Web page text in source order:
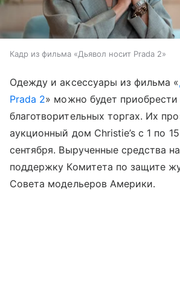
Кадр из фильма «Дьявол носит Prada 2»
Одежду и аксессуары из фильма «
Prada 2» можно будет приобрести
благотворительных торгах. Их
аукционный дом Christie’s с 1 по 15
сентября. Вырученные средства
поддержку Комитета по защите
Совета модельеров Америки.